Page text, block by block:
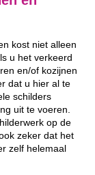
kost niet alleen
u het verkeerd
en/of kozijnen
dat u hier al te
schilders
uit te voeren.
op de
zeker dat het
zelf helemaal